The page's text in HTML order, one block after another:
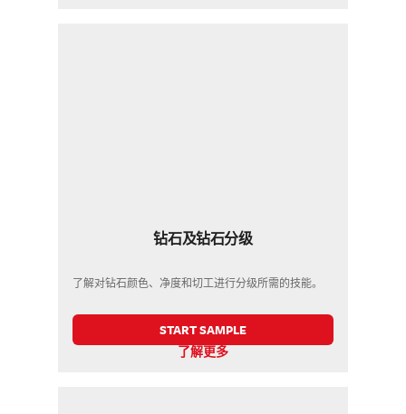
钻石及钻石分级
了解对钻石颜色、净度和切工进行分级所需的技能。
START SAMPLE
了解更多